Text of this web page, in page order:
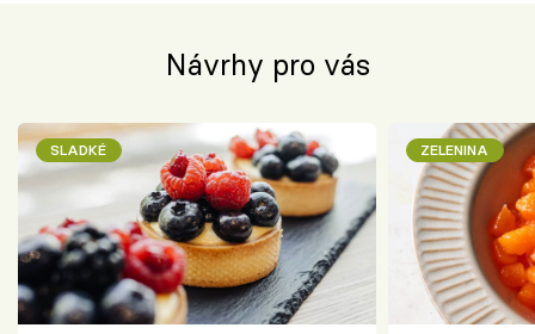
Návrhy pro vás
SLADKÉ ZELENINA